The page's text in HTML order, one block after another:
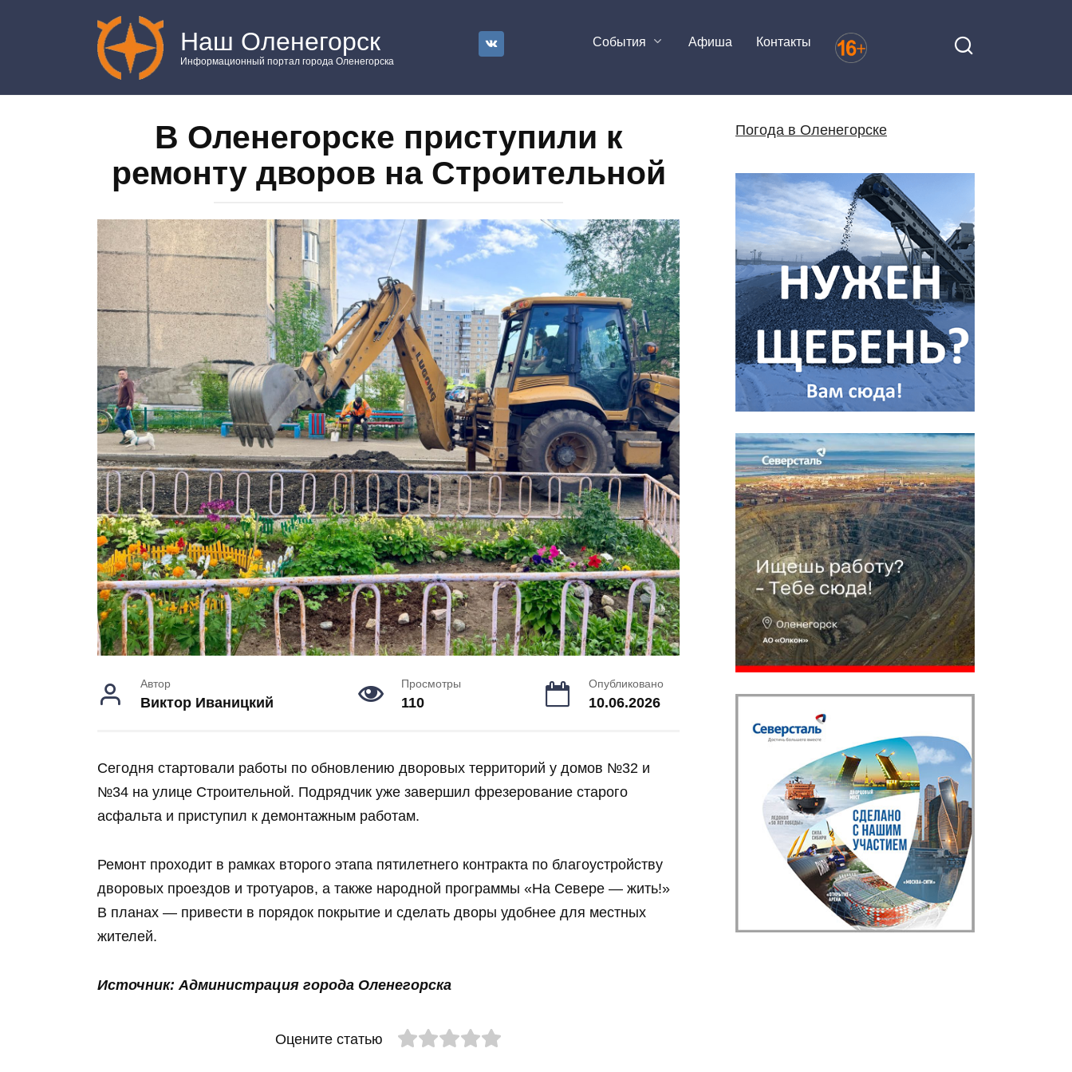
Наш Оленегорск
Информационный портал города Оленегорска
События Афиша Контакты
В Оленегорске приступили к
ремонту дворов на Строительной
Автор
Виктор Иваницкий
Просмотры
110
Опубликовано
10.06.2026
Сегодня стартовали работы по обновлению дворовых территорий у домов №32 и
№34 на улице Строительной. Подрядчик уже завершил фрезерование старого
асфальта и приступил к демонтажным работам.
Ремонт проходит в рамках второго этапа пятилетнего контракта по благоустройству
дворовых проездов и тротуаров, а также народной программы «На Севере — жить!»
В планах — привести в порядок покрытие и сделать дворы удобнее для местных
жителей.
Источник: Администрация города Оленегорска
Оцените статью
Погода в Оленегорске